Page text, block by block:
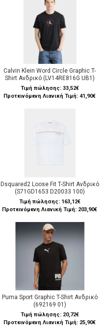
Calvin Klein Word Circle Graphic T-
Shirt Ανδρικό (LV14RE816G UB1)
Τιμή πώλησης: 33,52€
Προτεινόμενη Λιανική Τιμή: 41,90€
Dsquared2 Loose Fit T-Shirt Ανδρικό
(S71GD1653 D20033 100)
Τιμή πώλησης: 163,12€
Προτεινόμενη Λιανική Τιμή: 203,90€
Puma Sport Graphic T-Shirt Ανδρικό
(692169 01)
Τιμή πώλησης: 20,72€
Προτεινόμενη Λιανική Τιμή: 25,90€